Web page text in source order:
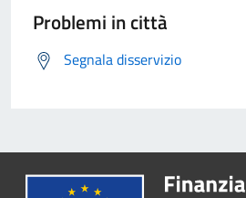
Problemi in città
Segnala disservizio